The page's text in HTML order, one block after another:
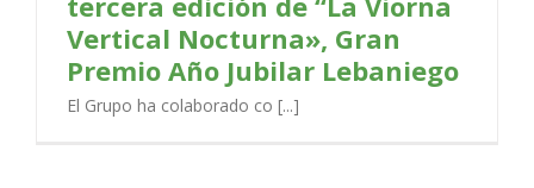
Vertical Nocturna», Gran
Premio Año Jubilar Lebaniego
El Grupo ha colaborado co [...]